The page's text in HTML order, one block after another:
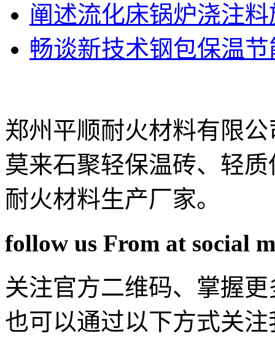
阐述流化床锅炉浇注
畅谈新技术钢包保温
郑州平顺耐火材料有限
莫来石聚轻保温砖、轻
耐火材料生产厂家。
follow us From at social
关注官方二维码、掌握
也可以通过以下方式关注